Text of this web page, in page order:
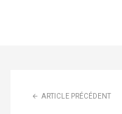
ARTICLE PRÉCÉDENT